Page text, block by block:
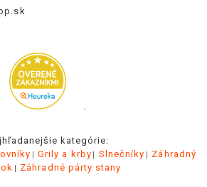
.
kategórie:
Grily a krby Slnečníky
Záhradný
Záhradné párty stany